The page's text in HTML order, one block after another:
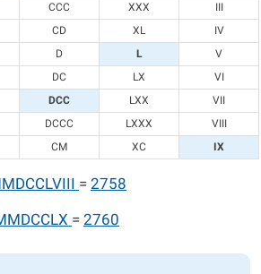
CCC XXX
III
CD XL
IV
D L
V
DC LX
VI
DCC LXX
VII
DCCC LXXX
VIII
CM XC IX
= 2758
= 2760